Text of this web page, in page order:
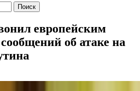
европейским
об атаке на